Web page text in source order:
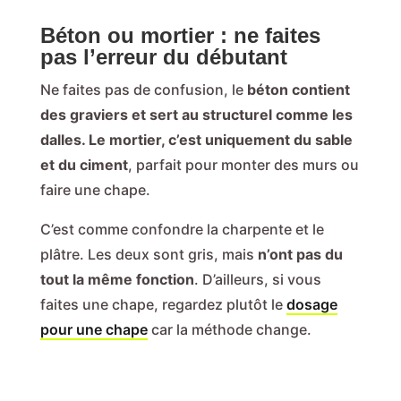
Béton ou mortier : ne faites
pas l’erreur du débutant
Ne faites pas de confusion, le béton contient
des graviers et sert au structurel comme les
dalles. Le mortier, c’est uniquement du sable
et du ciment, parfait pour monter des murs ou
faire une chape.
C’est comme confondre la charpente et le
plâtre. Les deux sont gris, mais n’ont pas du
tout la même fonction. D’ailleurs, si vous
faites une chape, regardez plutôt le dosage
pour une chapecar la méthode change.